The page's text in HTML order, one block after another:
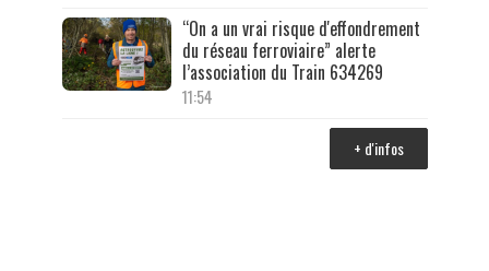
“On a un vrai risque d'effondrement
du réseau ferroviaire” alerte
l’association du Train 634269
11:54
+ d'infos